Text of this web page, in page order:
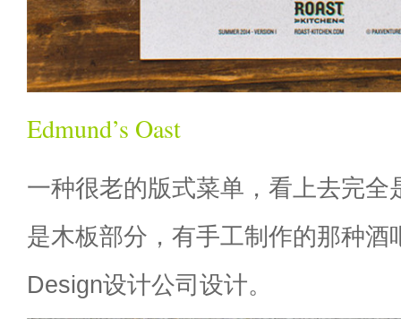
Edmund’s Oast
一种很老的版式菜单，看上去完全
是木板部分，有手工制作的那种酒
Design设计公司设计。